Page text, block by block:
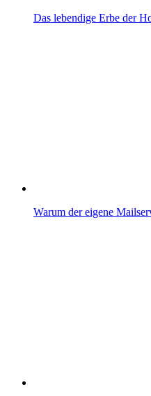
Das lebendige Erbe der
Warum der eigene